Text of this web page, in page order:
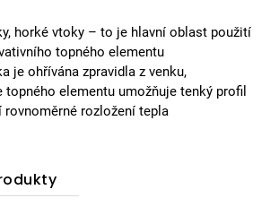
horké vtoky – to je hlavní oblast použití
topného elementu
je ohřívána zpravidla z venku,
topného elementu umožňuje tenký profil
rovnoměrné rozložení tepla